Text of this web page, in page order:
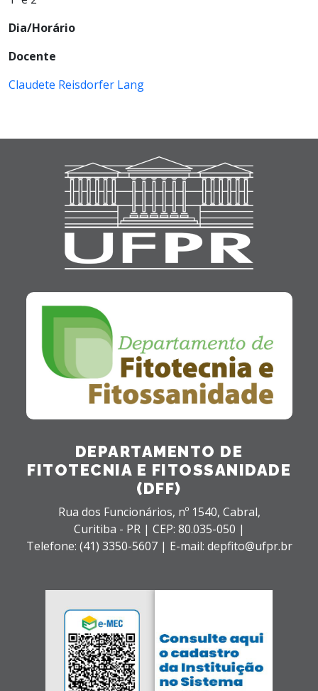
Dia/Horário
Docente
Claudete Reisdorfer Lang
DEPARTAMENTO DE
FITOTECNIA E FITOSSANIDADE
(DFF)
Rua dos Funcionários, nº 1540, Cabral,
Curitiba - PR | CEP: 80.035-050 |
Telefone: (41) 3350-5607 | E-mail: depfito@ufpr.br